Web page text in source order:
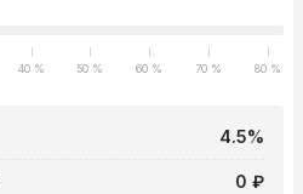
40 % 50 % 60 % 70 % 80 %
4.5%
0 ₽